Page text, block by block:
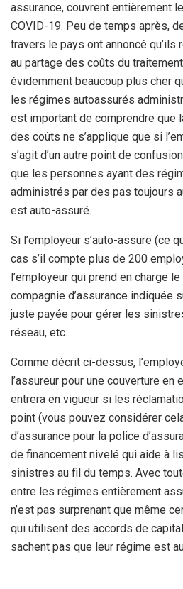
assurance, couvrent entièrement
COVID-19. Peu de temps après,
travers le pays ont annoncé qu’ils
au partage des coûts du
évidemment beaucoup plus cher
les régimes autoassurés
est important de comprendre que
des coûts ne s’applique que si
s’agit d’un autre point de
que les personnes ayant des
administrés par des pas toujours
est auto-assuré.
Si l’employeur s’auto-assure (ce
cas s’il compte plus de 200
l’employeur qui prend en charge
compagnie d’assurance indiquée
juste payée pour gérer les
réseau, etc.
Comme décrit ci-dessus,
l’assureur pour une couverture
entrera en vigueur si les
point (vous pouvez considérer
d’assurance pour la police
de financement nivelé qui aide à
sinistres au fil du temps. Avec
entre les régimes entièrement
n’est pas surprenant que même
qui utilisent des accords de
sachent pas que leur régime est